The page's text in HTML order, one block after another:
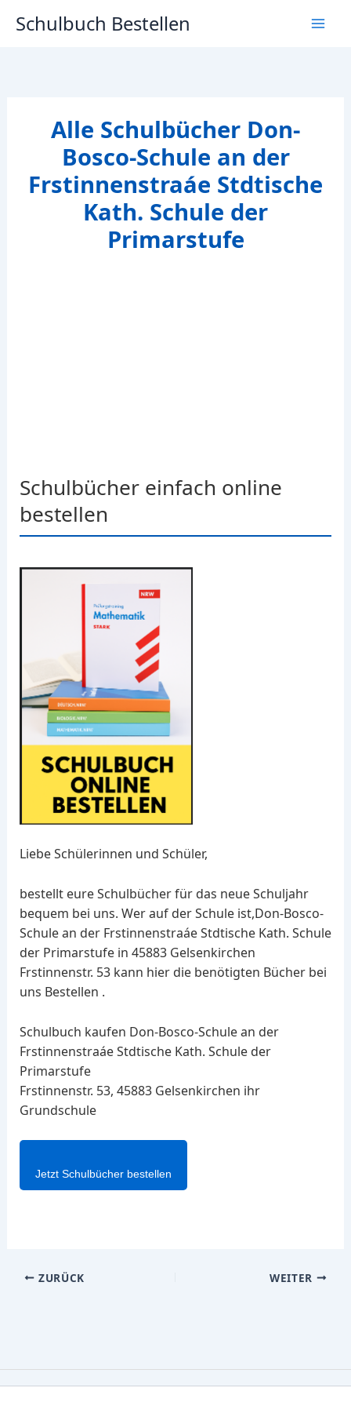
InhaltSchulbuch Bestellen
Alle Schulbücher Don-
Bosco-Schule an der
Frstinnenstraáe Stdtische
Kath. Schule der
Primarstufe
Schulbücher einfach online
bestellen
Liebe Schülerinnen und Schüler,
bestellt eure Schulbücher für das neue Schuljahr
bequem bei uns. Wer auf der Schule ist,Don-Bosco-
Schule an der Frstinnenstraáe Stdtische Kath. Schule
der Primarstufe in 45883 Gelsenkirchen
Frstinnenstr. 53 kann hier die benötigten Bücher bei
uns Bestellen .
Schulbuch kaufen Don-Bosco-Schule an der
Frstinnenstraáe Stdtische Kath. Schule der
Primarstufe
Frstinnenstr. 53, 45883 Gelsenkirchen ihr
Grundschule
Jetzt Schulbücher bestellen
ZURÜCK WEITER